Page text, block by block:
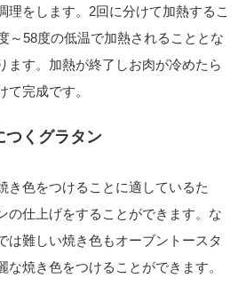
理をします。2回に分けて加熱するこ
～58度の低温で加熱されることとな
ます。加熱が終了しお肉が冷めたら
完成です。
つくグラタン
き色をつけることに適しているた
の仕上げをすることができます。な
は難しい焼き色もオーブントースタ
な焼き色をつけることができます。